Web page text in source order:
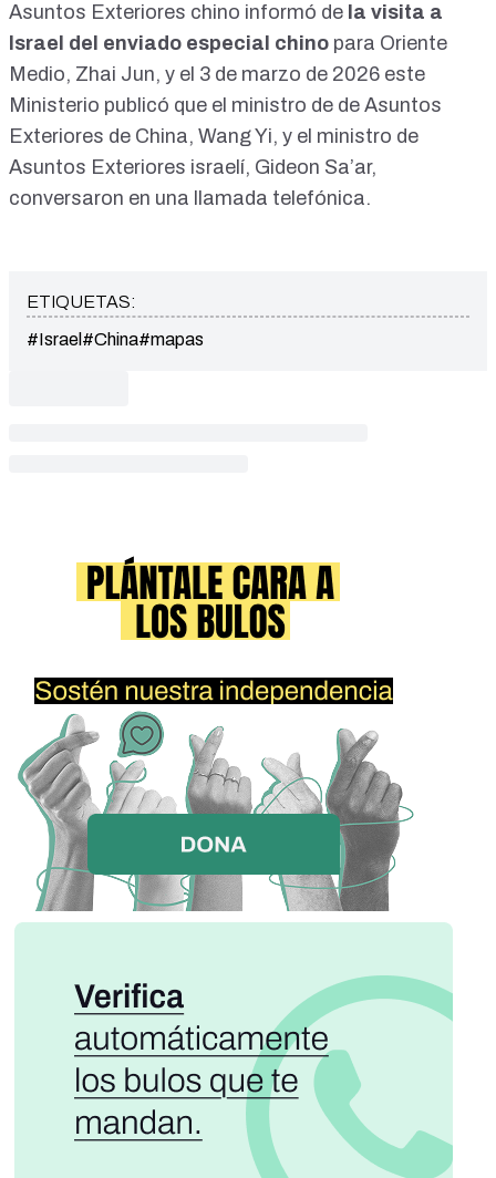
Asuntos Exteriores chino informó de la visita a
Israel del enviado especial chino para Oriente
Medio, Zhai Jun, y el 3 de marzo de 2026 este
Ministerio publicó que el ministro de de Asuntos
Exteriores de China, Wang Yi, y el ministro de
Asuntos Exteriores israelí, Gideon Sa’ar,
conversaron en una llamada telefónica.
ETIQUETAS:
#Israel #China#mapas